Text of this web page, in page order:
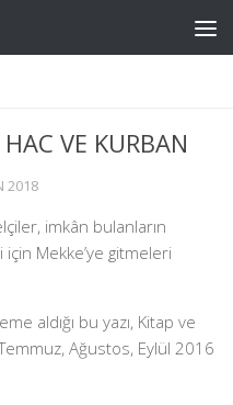
VE KURBAN
2018
imkân bulanların
Mekke’ye gitmeleri
aldığı bu yazı, Kitap ve
Ağustos, Eylül 2016